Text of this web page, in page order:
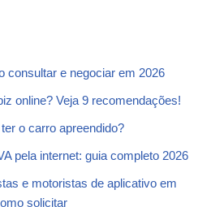
consultar e negociar em 2026
online? Veja 9 recomendações!
o carro apreendido?
pela internet: guia completo 2026
e motoristas de aplicativo em
solicitar